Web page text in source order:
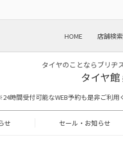
HOME 店舗検索
タイヤのことならブリヂ
タイヤ館
時間受付可能なWEB予約も是非ご利用
せ セール・お知らせ